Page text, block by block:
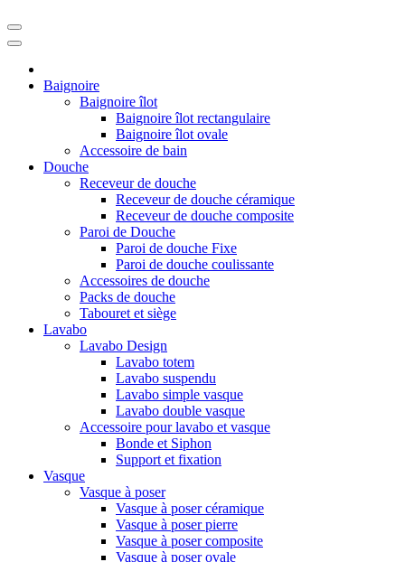
Baignoire
Baignoire îlot
Baignoire îlot rectangulaire
Baignoire îlot ovale
Accessoire de bain
Douche
Receveur de douche
Receveur de douche céramique
Receveur de douche composite
Paroi de Douche
Paroi de douche Fixe
Paroi de douche coulissante
Accessoires de douche
Packs de douche
Tabouret et siège
Lavabo
Lavabo Design
Lavabo totem
Lavabo suspendu
Lavabo simple vasque
Lavabo double vasque
Accessoire pour lavabo et vasque
Bonde et Siphon
Support et fixation
Vasque
Vasque à poser
Vasque à poser céramique
Vasque à poser pierre
Vasque à poser composite
Vasque à poser ovale